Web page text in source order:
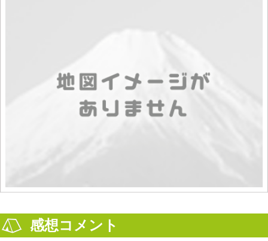
感想コメント